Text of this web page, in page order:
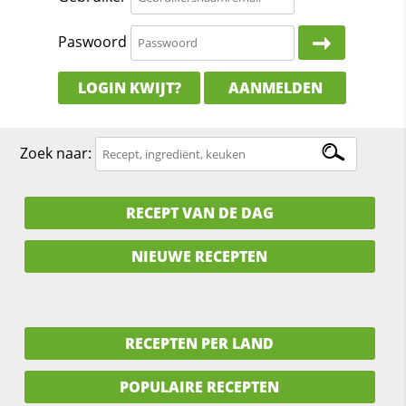
Paswoord
LOGIN KWIJT? AANMELDEN
Zoek naar:
RECEPT VAN DE DAG
NIEUWE RECEPTEN
RECEPTEN PER LAND
POPULAIRE RECEPTEN